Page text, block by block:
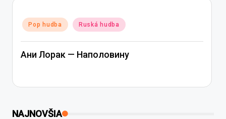
Posted
in
Pop hudba Ruská hudba
Ани Лорак — Наполовину
NAJNOVŠIA